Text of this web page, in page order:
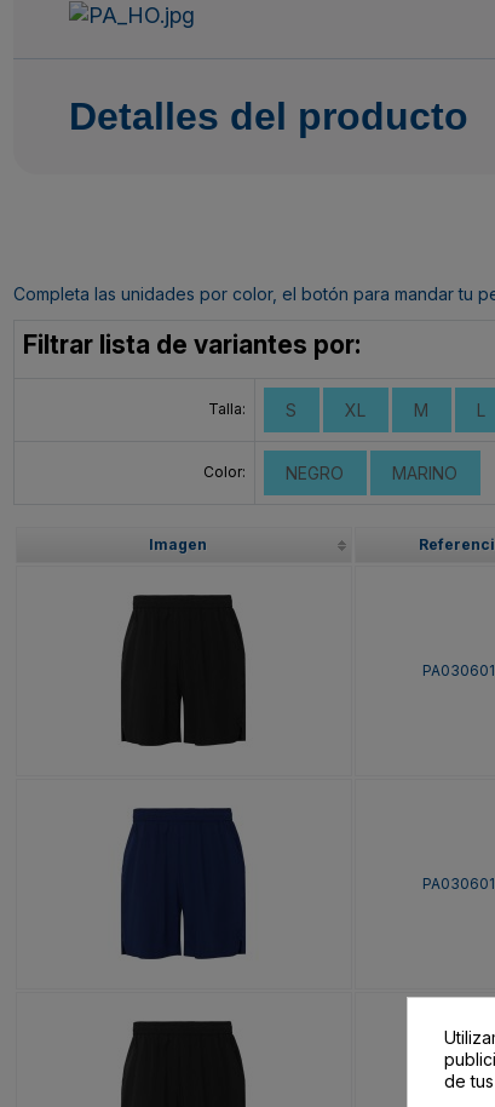
Detalles del producto
Completa las unidades por color, el botón para mandar tu
Filtrar lista de variantes por:
Talla: S XL M L
Color: NEGRO MARINO
Imagen
de